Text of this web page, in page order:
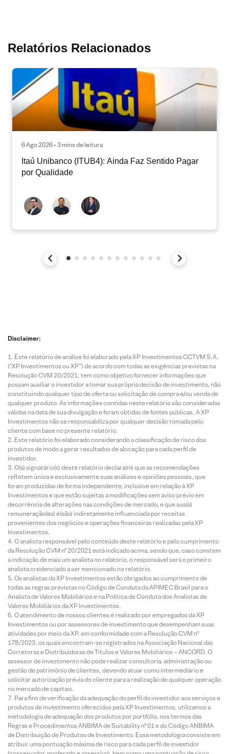
Relatórios Relacionados
6 Ago 2026 • 3 mins de leitura
Itaú Unibanco (ITUB4): Ainda Faz Sentido Pagar
por Qualidade
Disclaimer:
Este relatório de análise foi elaborado pela XP Investimentos CCTVM S.A.
(“XP Investimentos ou XP”) de acordo com todas as exigências previstas na
Resolução CVM 20/2021, tem como objetivo fornecer informações que
possam auxiliar o investidor a tomar sua própria decisão de investimento, não
constituindo qualquer tipo de oferta ou solicitação de compra e/ou venda de
qualquer produto. As informações contidas neste relatório são consideradas
válidas na data de sua divulgação e foram obtidas de fontes públicas. A XP
Investimentos não se responsabiliza por qualquer decisão tomada pelo
cliente com base no presente relatório.
Este relatório foi elaborado considerando a classificação de risco dos
produtos de modo a gerar resultados de alocação para cada perfil de
investidor.
O(s) signatário(s) deste relatório declara(m) que as recomendações
refletem única e exclusivamente suas análises e opiniões pessoais, que
foram produzidas de forma independente, inclusive em relação à XP
Investimentos e que estão sujeitas a modificações sem aviso prévio em
decorrência de alterações nas condições de mercado, e que sua(s)
remuneração(es) é(são) indiretamente influenciada por receitas
provenientes dos negócios e operações financeiras realizadas pela XP
Investimentos.
O analista responsável pelo conteúdo deste relatório e pelo cumprimento
da Resolução CVM nº 20/2021 está indicado acima, sendo que, caso constem
a indicação de mais um analista no relatório, o responsável será o primeiro
analista credenciado a ser mencionado no relatório.
Os analistas da XP Investimentos estão obrigados ao cumprimento de
todas as regras previstas no Código de Conduta da APIMEC Brasil para o
Analista de Valores Mobiliários e na Política de Conduta dos Analistas de
Valores Mobiliários da XP Investimentos.
O atendimento de nossos clientes é realizado por empregados da XP
Investimentos ou por assessores de investimento que desempenham suas
atividades por meio da XP, em conformidade com a Resolução CVM nº
178/2023, os quais encontram-se registrados na Associação Nacional das
Corretoras e Distribuidoras de Títulos e Valores Mobiliários – ANCORD. O
assessor de investimento não pode realizar consultoria, administração ou
gestão de patrimônio de clientes, devendo atuar como intermediário e
solicitar autorização prévia do cliente para a realização de qualquer operação
no mercado de capitais.
Para fins de verificação da adequação do perfil do investidor aos serviços e
produtos de investimento oferecidos pela XP Investimentos, utilizamos a
metodologia de adequação dos produtos por portfólio, nos termos das
Regras e Procedimentos ANBIMA de Suitability nº 01 e do Código ANBIMA
de Distribuição de Produtos de Investimento. Essa metodologia consiste em
atribuir uma pontuação máxima de risco para cada perfil de investidor